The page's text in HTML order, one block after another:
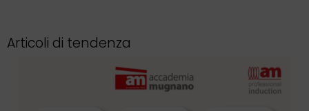
Articoli di tendenza